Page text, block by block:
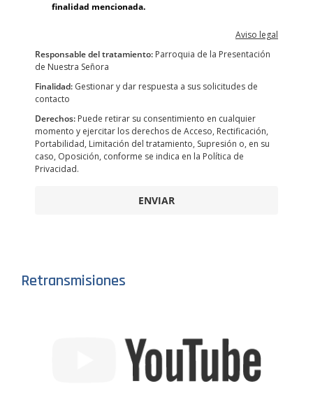
finalidad mencionada.
Aviso legal
Responsable del tratamiento: Parroquia de la Presentación
de Nuestra Señora
Finalidad: Gestionar y dar respuesta a sus solicitudes de
contacto
Derechos: Puede retirar su consentimiento en cualquier
momento y ejercitar los derechos de Acceso, Rectificación,
Portabilidad, Limitación del tratamiento, Supresión o, en su
caso, Oposición, conforme se indica en la Política de
Privacidad.
ENVIAR
Retransmisiones